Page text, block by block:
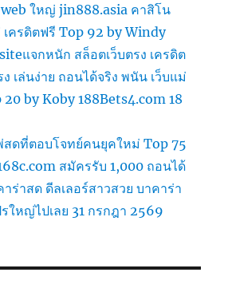
ใหญ่ jin888.asia คาสิโน
เครดิตฟรี Top 92 by Windy
แจกหนัก สล็อตเว็บตรง เครดิต
เล่นง่าย ถอนได้จริง พนัน เว็บแม่
20 by Koby 188Bets4.com 18
สดที่ตอบโจทย์คนยุคใหม่ Top 75
สมัครรับ 1,000 ถอนได้
าร่าสด ดีลเลอร์สาวสวย บาคาร่า
รใหญ่ไปเลย 31 กรกฎา 2569